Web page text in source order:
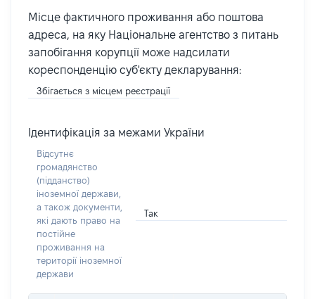
Місце фактичного проживання або поштова
адреса, на яку Національне агентство з питань
запобігання корупції може надсилати
кореспонденцію суб'єкту декларування:
Збігається з місцем реєстрації
Ідентифікація за межами України
Відсутнє
громадянство
(підданство)
іноземної держави,
а також документи,
які дають право на
постійне
проживання на
території іноземної
держави
Так